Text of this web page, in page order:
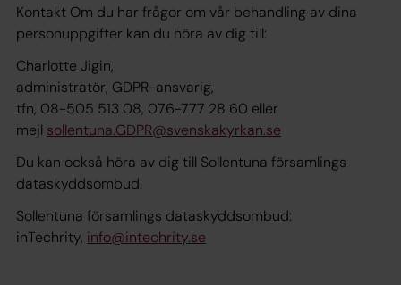
Kontakt Om du har frågor om vår behandling av dina
personuppgifter kan du höra av dig till:
Charlotte Jigin,
administratör, GDPR-ansvarig,
tfn, 08-505 513 08, 076-777 28 60 eller
mejl sollentuna.GDPR@svenskakyrkan.se
Du kan också höra av dig till Sollentuna församlings
dataskyddsombud.
Sollentuna församlings dataskyddsombud:
inTechrity, info@intechrity.se